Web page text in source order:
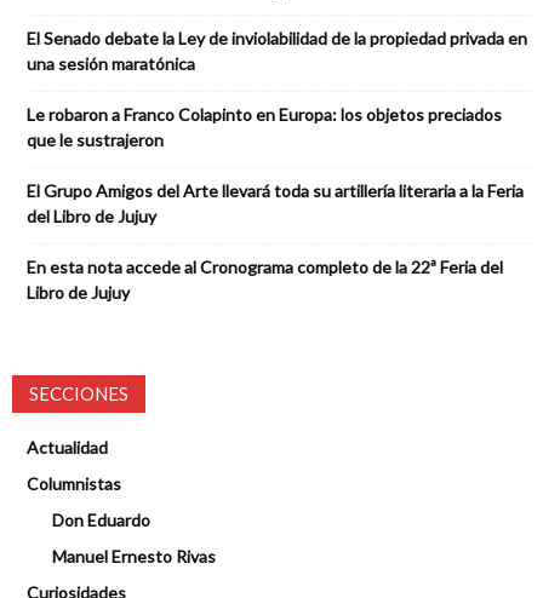
El Senado debate la Ley de inviolabilidad de la propiedad privada en
una sesión maratónica
Le robaron a Franco Colapinto en Europa: los objetos preciados
que le sustrajeron
El Grupo Amigos del Arte llevará toda su artillería literaria a la Feria
del Libro de Jujuy
En esta nota accede al Cronograma completo de la 22ª Feria del
Libro de Jujuy
SECCIONES
Actualidad
Columnistas
Don Eduardo
Manuel Ernesto Rivas
Curiosidades